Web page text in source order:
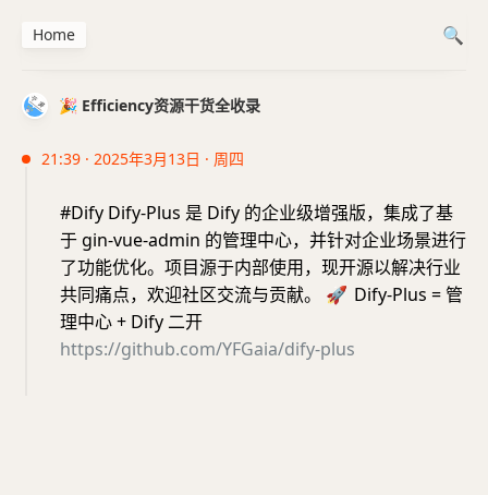
🎉 Efficiency资源干货全收录
21:39 · 2025年3月13日 · 周四
#Dify Dify-Plus 是 Dify 的企业级增强版，集成了基
于 gin-vue-admin 的管理中心，并针对企业场景进行
了功能优化。项目源于内部使用，现开源以解决行业
共同痛点，欢迎社区交流与贡献。 🚀 Dify-Plus = 管
理中心 + Dify 二开
https://github.com/YFGaia/dify-plus
Home